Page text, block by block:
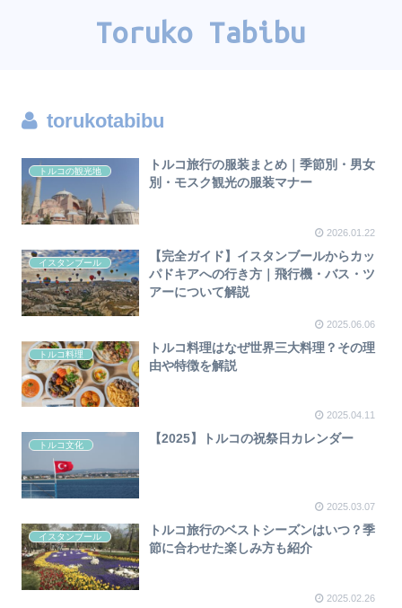
Toruko Tabibu
torukotabibu
トルコの観光地
トルコ旅行の服装まとめ｜季節別・男女
別・モスク観光の服装マナー
2026.01.22
イスタンブール
【完全ガイド】イスタンブールからカッ
パドキアへの行き方｜飛行機・バス・ツ
アーについて解説
2025.06.06
トルコ料理
トルコ料理はなぜ世界三大料理？その理
由や特徴を解説
2025.04.11
トルコ文化 【2025】トルコの祝祭日カレンダー
2025.03.07
イスタンブール
トルコ旅行のベストシーズンはいつ？季
節に合わせた楽しみ方も紹介
2025.02.26